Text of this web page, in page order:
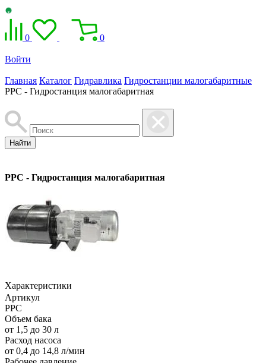
0 0
Войти
Главная Каталог Гидравлика Гидростанции малогабаритные
PPC - Гидростанция малогабаритная
Найти
PPC - Гидростанция малогабаритная
Характеристики
Артикул
PPC
Объем бака
от 1,5 до 30 л
Расход насоса
от 0,4 до 14,8 л/мин